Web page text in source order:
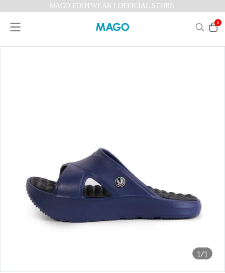
MAGO FOOTWEAR I OFFICIAL STORE
0
1/1